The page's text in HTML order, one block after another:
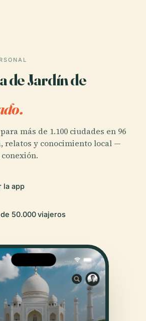
de Jardín de
más de 1.100 ciudades en 96
relatos y conocimiento local —
la app
50.000 viajeros